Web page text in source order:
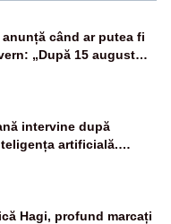
când ar putea fi
„După 15 august
intervine după
artificială.
vizate
Hagi, profund marcați